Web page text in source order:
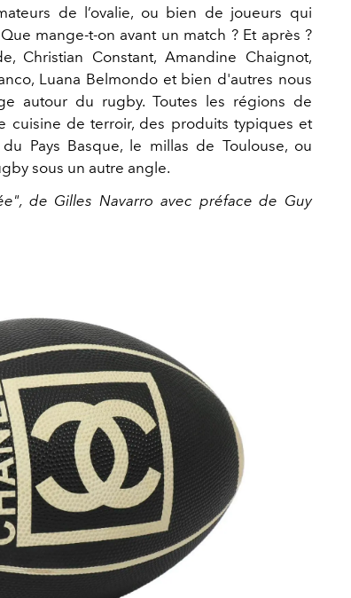
de l’ovalie, ou bien de joueurs qui
mange-t-on avant un match ? Et après ?
Christian Constant, Amandine Chaignot,
Luana Belmondo et bien d'autres nous
autour du rugby. Toutes les régions de
cuisine de terroir, des produits typiques et
Pays Basque, le millas de Toulouse, ou
sous un autre angle.
de Gilles Navarro avec préface de Guy